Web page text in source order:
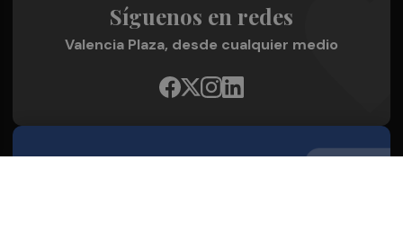
Síguenos en redes
Valencia Plaza, desde cualquier medio
Quienes Somos